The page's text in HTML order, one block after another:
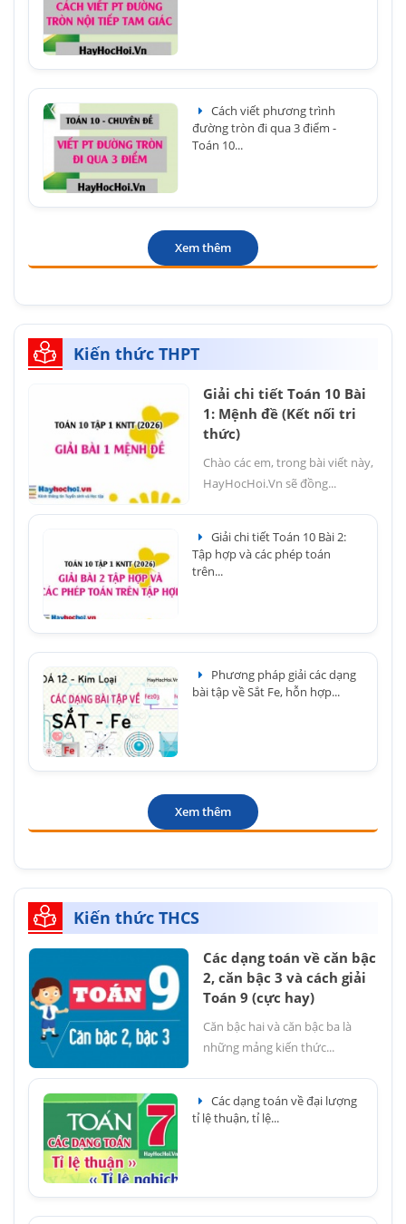
Cách viết phương trình
đường tròn đi qua 3 điểm -
Toán 10...
Xem thêm
Kiến thức THPT
Giải chi tiết Toán 10 Bài
1: Mệnh đề (Kết nối tri
thức)
Chào các em, trong bài viết này,
HayHocHoi.Vn sẽ đồng...
Giải chi tiết Toán 10 Bài 2:
Tập hợp và các phép toán
trên...
Phương pháp giải các dạng
bài tập về Sắt Fe, hỗn hợp...
Xem thêm
Kiến thức THCS
Các dạng toán về căn bậc
2, căn bậc 3 và cách giải
Toán 9 (cực hay)
Căn bậc hai và căn bậc ba là
những mảng kiến thức...
Các dạng toán về đại lượng
tỉ lệ thuận, tỉ lệ...